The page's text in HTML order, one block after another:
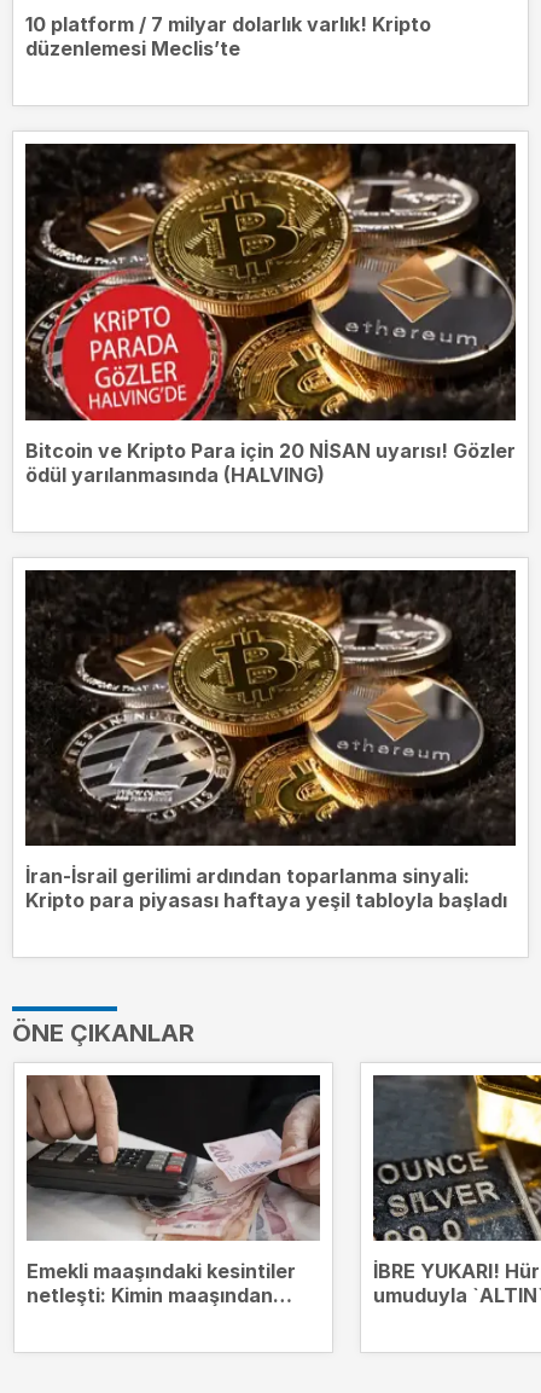
10 platform / 7 milyar dolarlık varlık! Kripto
düzenlemesi Meclis’te
Bitcoin ve Kripto Para için 20 NİSAN uyarısı! Gözler
ödül yarılanmasında (HALVING)
İran-İsrail gerilimi ardından toparlanma sinyali:
Kripto para piyasası haftaya yeşil tabloyla başladı
ÖNE ÇIKANLAR
Emekli maaşındaki kesintiler
netleşti: Kimin maaşından
İBRE YUKARI!
umuduyla